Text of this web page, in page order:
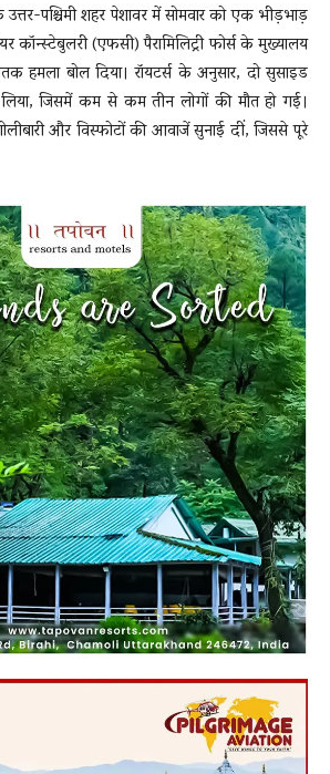
पश्चिमी शहर पेशावर में सोमवार को एक भीड़भाड़
कॉन्स्टेबुलरी (एफसी) पैरामिलिट्री फोर्स के मुख्यालय
हमला बोल दिया। रॉयटर्स के अनुसार, दो सुसाइड
लिया, जिसमें कम से कम तीन लोगों की मौत हो गई।
और विस्फोटों की आवाजें सुनाई दीं, जिससे पूरे